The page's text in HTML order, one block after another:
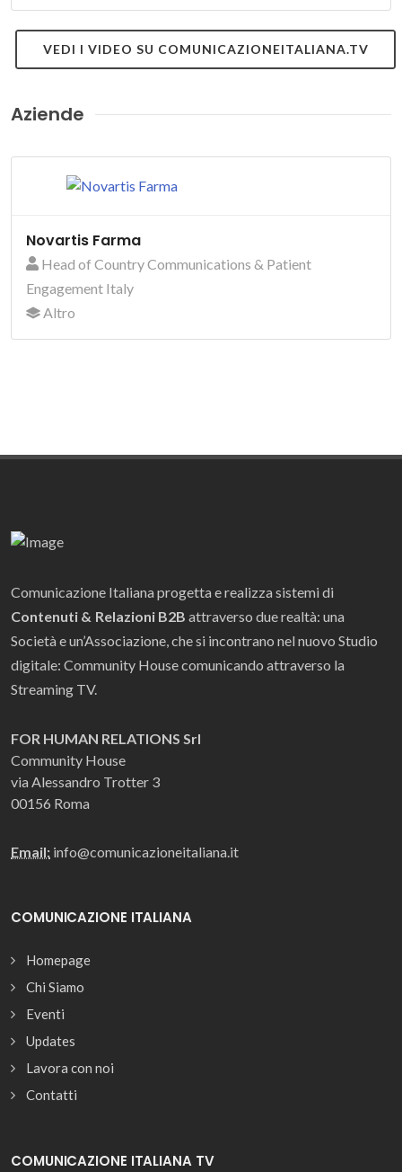
VEDI I VIDEO SU COMUNICAZIONEITALIANA.TV
Aziende
Novartis Farma
Head of Country Communications & Patient
Engagement Italy
Altro
Comunicazione Italiana progetta e realizza sistemi di
Contenuti & Relazioni B2B attraverso due realtà: una
Società e un’Associazione, che si incontrano nel nuovo Studio
digitale: Community House comunicando attraverso la
Streaming TV.
FOR HUMAN RELATIONS Srl
Community House
via Alessandro Trotter 3
00156 Roma
Email: info@comunicazioneitaliana.it
COMUNICAZIONE ITALIANA
Homepage
Chi Siamo
Eventi
Updates
Lavora con noi
Contatti
COMUNICAZIONE ITALIANA TV